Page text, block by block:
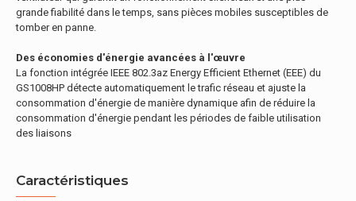
grande fiabilité dans le temps, sans pièces mobiles susceptibles de
tomber en panne.
Des économies d'énergie avancées à l'œuvre
La fonction intégrée IEEE 802.3az Energy Efficient Ethernet (EEE) du
GS1008HP détecte automatiquement le trafic réseau et ajuste la
consommation d'énergie de manière dynamique afin de réduire la
consommation d'énergie pendant les périodes de faible utilisation
des liaisons
Caractéristiques